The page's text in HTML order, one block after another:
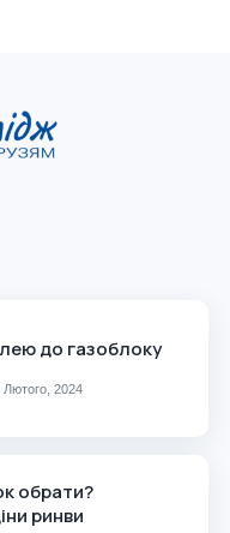
до газоблоку
Лютого, 2024
обрати?
ринви